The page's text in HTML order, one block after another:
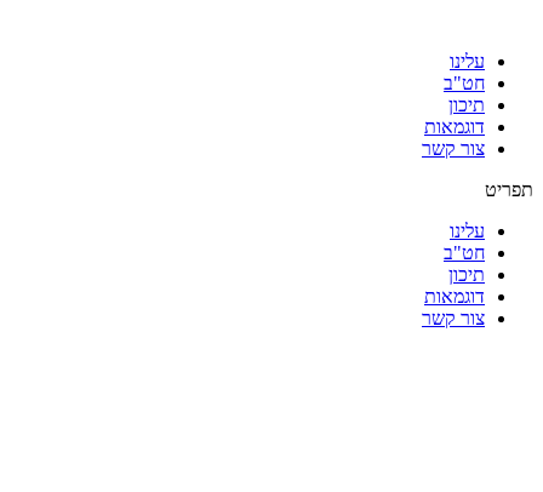
עלינו
חט"ב
תיכון
דוגמאות
צור קשר
תפריט
עלינו
חט"ב
תיכון
דוגמאות
צור קשר